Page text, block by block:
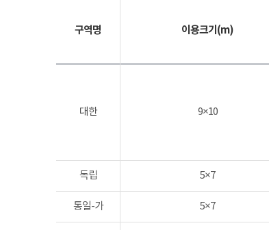
구역명 이용크기(m)
대한 9×10
독립 5×7
통일-가 5×7